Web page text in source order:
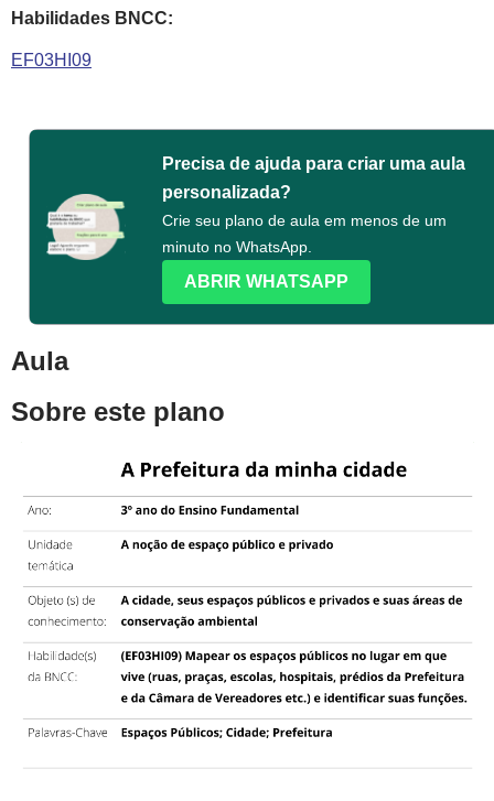
Habilidades BNCC:
EF03HI09
Precisa de ajuda para criar uma aula
personalizada?
Crie seu plano de aula em menos de um
minuto no WhatsApp.
ABRIR WHATSAPP
Aula
Sobre este plano